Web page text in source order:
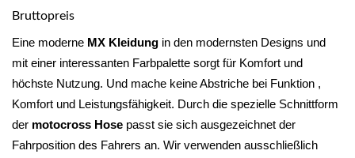
Bruttopreis
Eine moderne MX Kleidung in den modernsten Designs und
mit einer interessanten Farbpalette sorgt für Komfort und
höchste Nutzung. Und mache keine Abstriche bei Funktion ,
Komfort und Leistungsfähigkeit. Durch die spezielle Schnittform
der motocross Hose passt sie sich ausgezeichnet der
Fahrposition des Fahrers an. Wir verwenden ausschließlich